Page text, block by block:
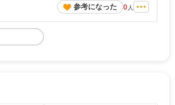
参考になった 0 人